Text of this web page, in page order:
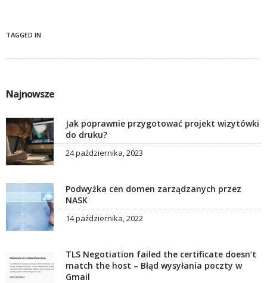
TAGGED IN
Najnowsze
Jak poprawnie przygotować projekt wizytówki
do druku?
24 października, 2023
Podwyżka cen domen zarządzanych przez
NASK
14 października, 2022
TLS Negotiation failed the certificate doesn’t
match the host – Błąd wysyłania poczty w
Gmail